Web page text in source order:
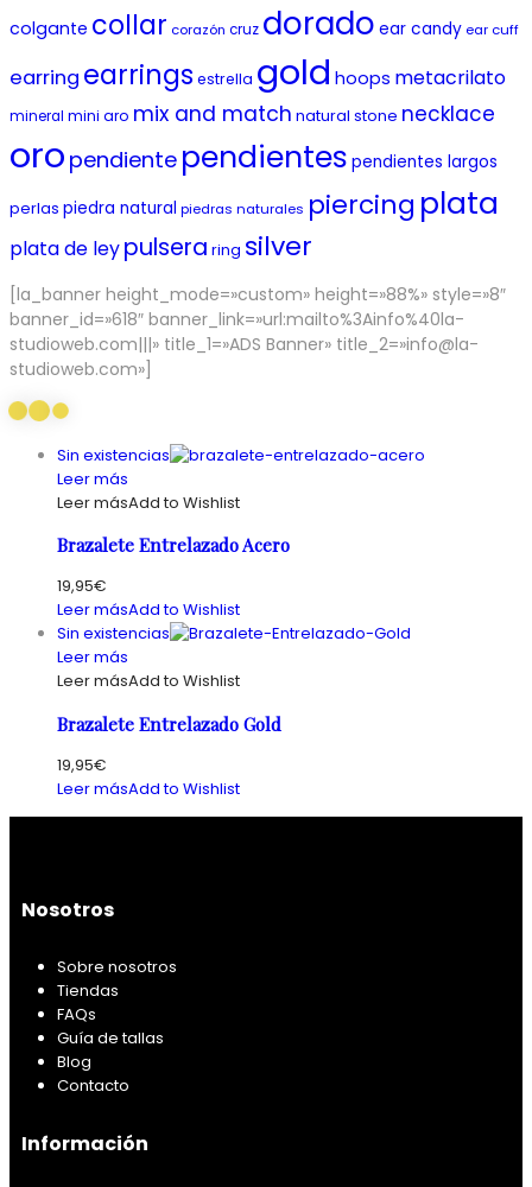
colgante collar corazón cruz dorado ear candy ear cuff
earring earrings estrella gold hoops metacrilato
mineral mini aro mix and match natural stone necklace
oro pendiente pendientes pendientes largos
perlas piedra natural piedras naturales piercing plata
plata de leypulsera ring silver
[la_banner height_mode=»custom» height=»88%» style=»8″
banner_id=»618″ banner_link=»url:mailto%3Ainfo%40la-
studioweb.com|||» title_1=»ADS Banner» title_2=»info@la-
studioweb.com»]
Sin existencias
Leer más
Leer másAdd to Wishlist
Brazalete Entrelazado Acero
19,95€
Leer másAdd to Wishlist
Sin existencias
Leer más
Leer másAdd to Wishlist
Brazalete Entrelazado Gold
19,95€
Leer másAdd to Wishlist
Nosotros
Sobre nosotros
Tiendas
FAQs
Guía de tallas
Blog
Contacto
Información